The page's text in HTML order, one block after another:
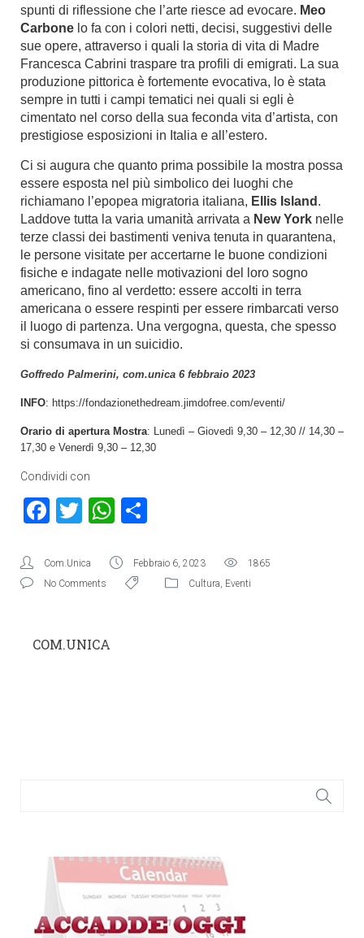
spunti di riflessione che l’arte riesce ad evocare. Meo
Carbone lo fa con i colori netti, decisi, suggestivi delle
sue opere, attraverso i quali la storia di vita di Madre
Francesca Cabrini traspare tra profili di emigrati. La sua
produzione pittorica è fortemente evocativa, lo è stata
sempre in tutti i campi tematici nei quali si egli è
cimentato nel corso della sua feconda vita d’artista, con
prestigiose esposizioni in Italia e all’estero.
Ci si augura che quanto prima possibile la mostra possa
essere esposta nel più simbolico dei luoghi che
richiamano l’epopea migratoria italiana, Ellis Island .
Laddove tutta la varia umanità arrivata a New York nelle
terze classi dei bastimenti veniva tenuta in quarantena,
le persone visitate per accertarne le buone condizioni
fisiche e indagate nelle motivazioni del loro sogno
americano, fino al verdetto: essere accolti in terra
americana o essere respinti per essere rimbarcati verso
il luogo di partenza. Una vergogna, questa, che spesso
si consumava in un suicidio.
Goffredo Palmerini, com.unica 6 febbraio 2023
INFO: https://fondazionethedream.jimdofree.com/eventi/
Orario di apertura Mostra: Lunedì – Giovedì 9,30 – 12,30 // 14,30 –
17,30 e Venerdì 9,30 – 12,30
Condividi con
Facebook
TwitterWhatsApp
Com.Unica Febbraio 6, 2023
1865
No Comments
Cultura Eventi
COM.UNICA